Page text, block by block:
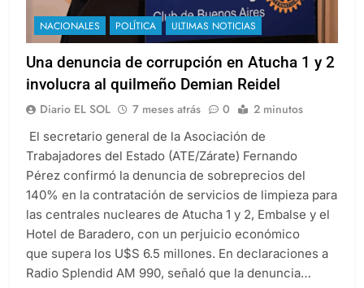
NACIONALES POLÍTICA ULTIMAS NOTICIAS
Una denuncia de corrupción en Atucha 1 y 2
involucra al quilmeño Demian Reidel
Diario EL SOL 7 meses atrás 0 2 minutos
El secretario general de la Asociación de
Trabajadores del Estado (ATE/Zárate) Fernando
Pérez confirmó la denuncia de sobreprecios del
140% en la contratación de servicios de limpieza para
las centrales nucleares de Atucha 1 y 2, Embalse y el
Hotel de Baradero, con un perjuicio económico
que supera los U$S 6.5 millones. En declaraciones a
Radio Splendid AM 990, señaló que la denuncia…